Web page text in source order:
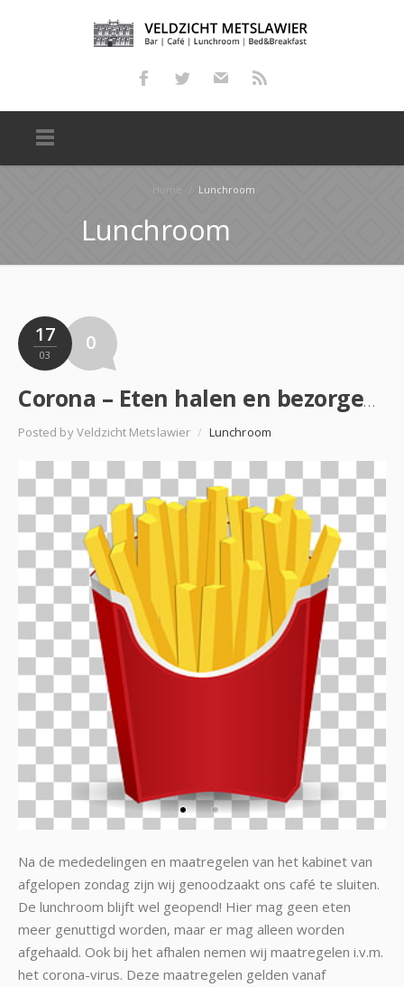
Home Lunchroom
Lunchroom
17
03
0
Corona – Eten halen en bezorgen bij Veldzicht Metslawier
Posted by Veldzicht Metslawier / Lunchroom
Na de mededelingen en maatregelen van het kabinet van
afgelopen zondag zijn wij genoodzaakt ons café te sluiten.
De lunchroom blijft wel geopend! Hier mag geen eten
meer genuttigd worden, maar er mag alleen worden
afgehaald. Ook bij het afhalen nemen wij maatregelen i.v.m.
het corona-virus. Deze maatregelen gelden vanaf